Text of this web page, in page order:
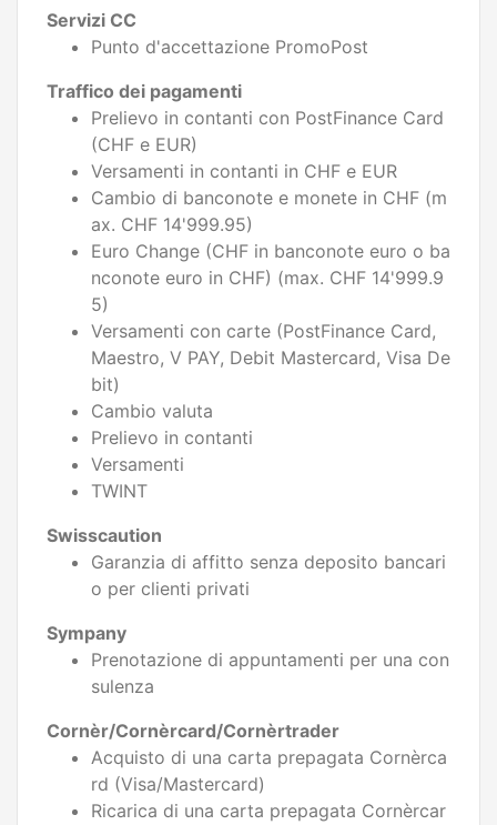
Servizi CC
Punto d'accettazione PromoPost
Traffico dei pagamenti
Prelievo in contanti con PostFinance Card
(CHF e EUR)
Versamenti in contanti in CHF e EUR
Cambio di banconote e monete in CHF (m
ax. CHF 14'999.95)
Euro Change (CHF in banconote euro o ba
nconote euro in CHF) (max. CHF 14'999.9
5)
Versamenti con carte (PostFinance Card,
Maestro, V PAY, Debit Mastercard, Visa De
bit)
Cambio valuta
Prelievo in contanti
Versamenti
TWINT
Swisscaution
Garanzia di affitto senza deposito bancari
o per clienti privati
Sympany
Prenotazione di appuntamenti per una con
sulenza
Cornèr/Cornèrcard/Cornèrtrader
Acquisto di una carta prepagata Cornèrca
rd (Visa/Mastercard)
Ricarica di una carta prepagata Cornèrcar